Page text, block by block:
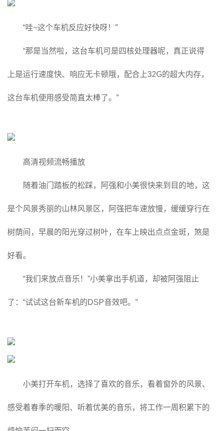
“哇~这个车机反应好快呀！”
“那是当然啦，这台车机可是四核处理器呢，真正说得
上是运行速度快、响应无卡顿哦，配合上32G的超大内存，
这台车机使用感受简直太棒了。”
高清视频流畅播放
随着油门踏板的松踩，阿强和小美很快来到目的地，这
是个风景秀丽的山林风景区，阿强把车速放慢，缓缓穿行在
树荫间，早晨的阳光穿过树叶，在车上映出点点金斑，煞是
好看。
“我们来放点音乐！”小美拿出手机道，却被阿强阻止
了：“试试这台新车机的DSP音效吧。”
小美打开车机，选择了喜欢的音乐，看着窗外的风景、
感受着春季的暖阳、听着优美的音乐，将工作一周积累下的